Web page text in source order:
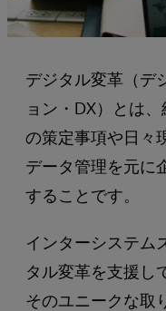
デジタル変革（デ
ョン・DX）とは
の策定事項や日々
データ管理を元に
することです。
インターシステム
タル変革を支援し
そのユニークな取